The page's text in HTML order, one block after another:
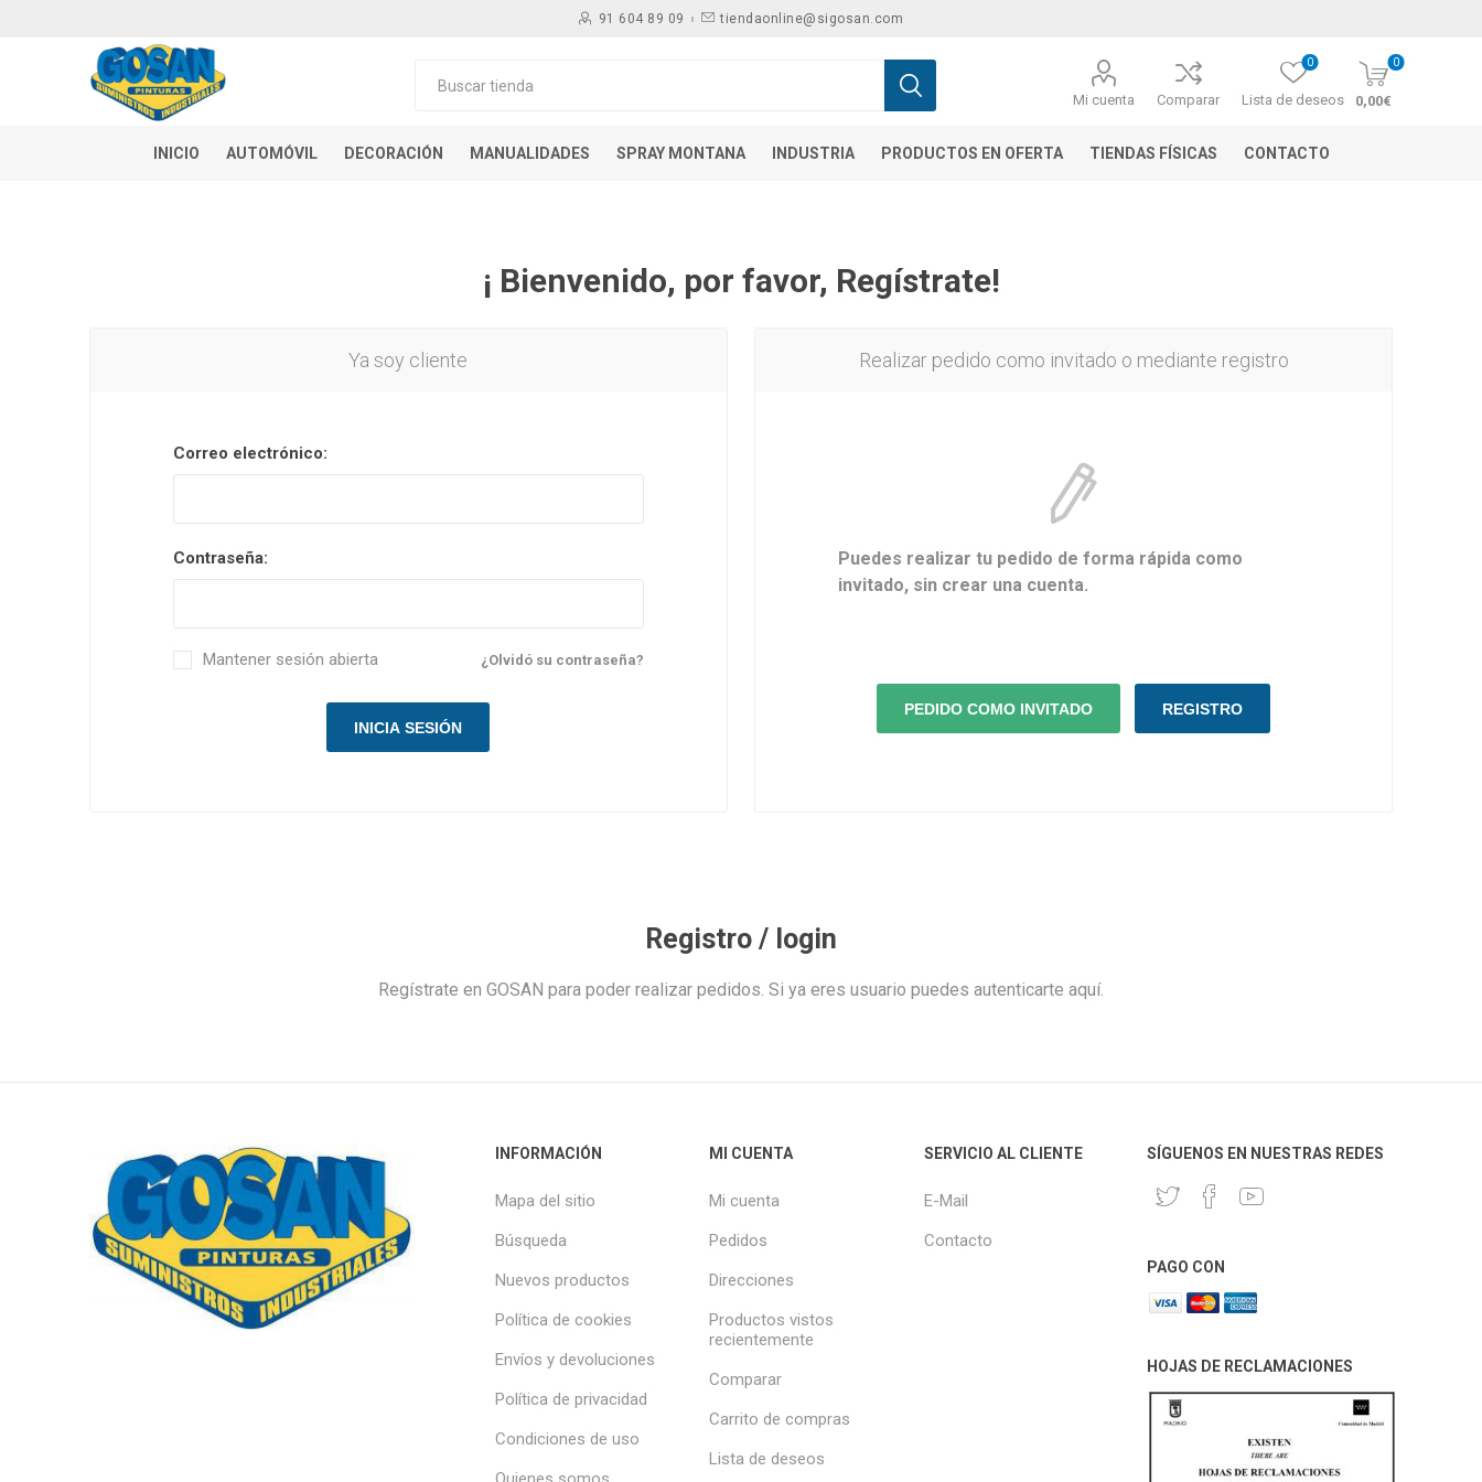
91 604 89 09 tiendaonline@sigosan.com
Mi cuenta Comparar Lista de deseos
0 0
0,00€
INICIO AUTOMÓVIL DECORACIÓN MANUALIDADES SPRAY MONTANA INDUSTRIA PRODUCTOS EN OFERTA TIENDAS FÍSICAS CONTACTO
¡ Bienvenido, por favor, Regístrate!
Realizar pedido como invitado o mediante registro
Puedes realizar tu pedido de forma rápida como
invitado, sin crear una cuenta.
Ya soy cliente
Correo electrónico:
Contraseña:
¿Olvidó su contraseña?
Mantener sesión abierta
Registro / login
Regístrate en GOSAN para poder realizar pedidos. Si ya eres usuario puedes autenticarte aquí.
INFORMACIÓN
Mapa del sitio
Búsqueda
Nuevos productos
Política de cookies
Envíos y devoluciones
Política de privacidad
Condiciones de uso
MI CUENTA
Mi cuenta
Pedidos
Direcciones
Productos vistos
recientemente
Comparar
Carrito de compras
Lista de deseos
SERVICIO AL CLIENTE
E-Mail
Contacto
SÍGUENOS EN NUESTRAS REDES
PAGO CON
HOJAS DE RECLAMACIONES